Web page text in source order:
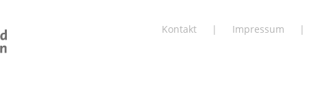
Kontakt Impressum